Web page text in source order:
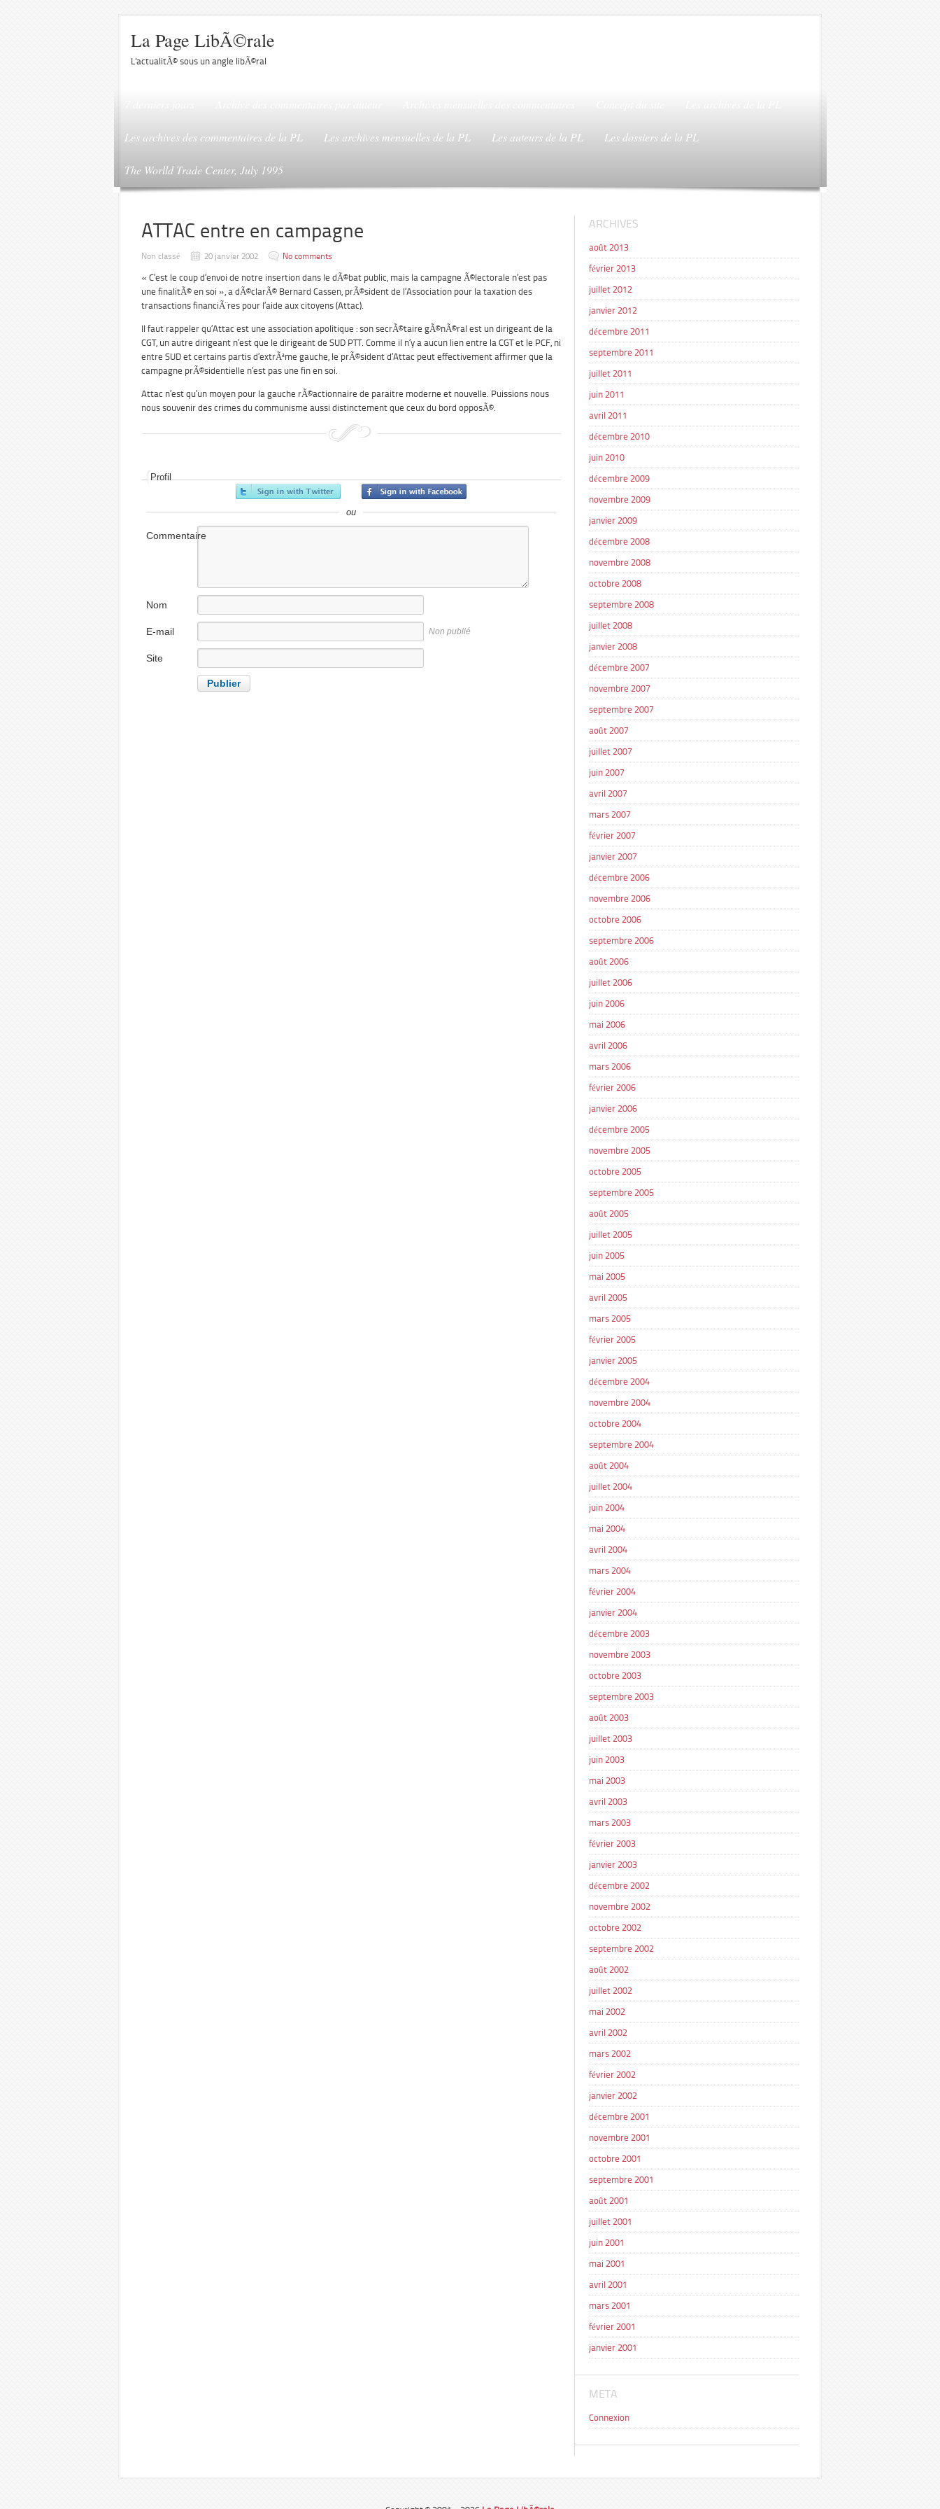
La Page LibÃ©rale
L'actualitÃ© sous un angle libÃ©ral
Les archives des commentaires de la PL Les archives mensuelles de la PL Les auteurs de la PL Les dossiers de la PL
The Worlld Trade Center, July 1995
ATTAC entre en campagne
Non classé 20 janvier 2002 No comments
« C’est le coup d’envoi de notre insertion dans le dÃ©bat public, mais la campagne Ã©lectorale n’est pas
une finalitÃ© en soi », a dÃ©clarÃ© Bernard Cassen, prÃ©sident de l’Association pour la taxation des
transactions financiÃ¨res pour l’aide aux citoyens (Attac).
Il faut rappeler qu’Attac est une association apolitique : son secrÃ©taire gÃ©nÃ©ral est un dirigeant de la
CGT, un autre dirigeant n’est que le dirigeant de SUD PTT. Comme il n’y a aucun lien entre la CGT et le PCF, ni
entre SUD et certains partis d’extrÃªme gauche, le prÃ©sident d’Attac peut effectivement affirmer que la
campagne prÃ©sidentielle n’est pas une fin en soi.
Attac n’est qu’un moyen pour la gauche rÃ©actionnaire de paraitre moderne et nouvelle. Puissions nous
nous souvenir des crimes du communisme aussi distinctement que ceux du bord opposÃ©.
Profil
ou
Commentaire
Nom
E-mail Non publié
Site
ARCHIVES
août 2013
février 2013
juillet 2012
janvier 2012
décembre 2011
septembre 2011
juillet 2011
juin 2011
avril 2011
décembre 2010
juin 2010
décembre 2009
novembre 2009
janvier 2009
décembre 2008
novembre 2008
octobre 2008
septembre 2008
juillet 2008
janvier 2008
décembre 2007
novembre 2007
septembre 2007
août 2007
juillet 2007
juin 2007
avril 2007
mars 2007
février 2007
janvier 2007
décembre 2006
novembre 2006
octobre 2006
septembre 2006
août 2006
juillet 2006
juin 2006
mai 2006
avril 2006
mars 2006
février 2006
janvier 2006
décembre 2005
novembre 2005
octobre 2005
septembre 2005
août 2005
juillet 2005
juin 2005
mai 2005
avril 2005
mars 2005
février 2005
janvier 2005
décembre 2004
novembre 2004
octobre 2004
septembre 2004
août 2004
juillet 2004
juin 2004
mai 2004
avril 2004
mars 2004
février 2004
janvier 2004
décembre 2003
novembre 2003
octobre 2003
septembre 2003
août 2003
juillet 2003
juin 2003
mai 2003
avril 2003
mars 2003
février 2003
janvier 2003
décembre 2002
novembre 2002
octobre 2002
septembre 2002
août 2002
juillet 2002
mai 2002
avril 2002
mars 2002
février 2002
janvier 2002
décembre 2001
novembre 2001
octobre 2001
septembre 2001
août 2001
juillet 2001
juin 2001
mai 2001
avril 2001
mars 2001
février 2001
janvier 2001
META
Connexion